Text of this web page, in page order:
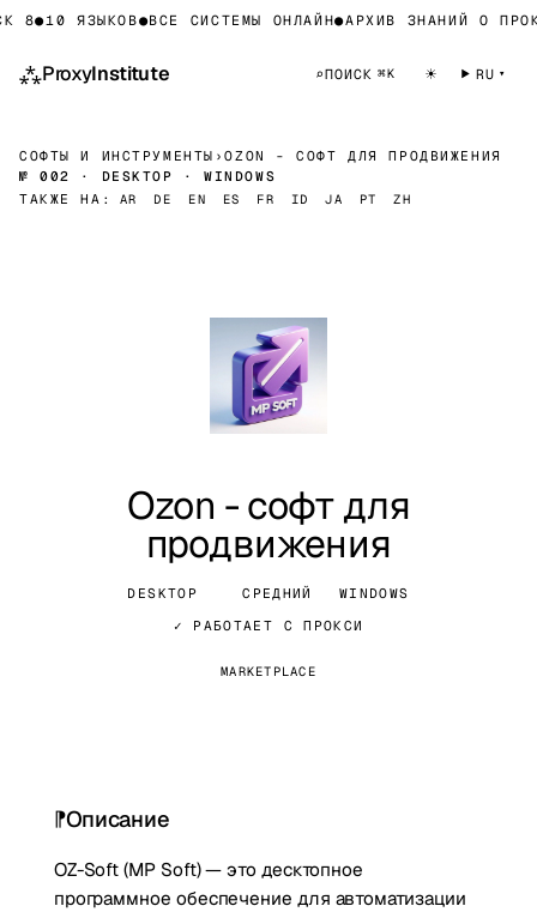
8 ●10 ЯЗЫКОВ ●ВСЕ СИСТЕМЫ ОНЛАЙН●АРХИВ ЗНАНИЙ О
⁂ProxyInstitute ⌕ПОИСК ⌘K ☀ RU
СОФТЫ И ИНСТРУМЕНТЫ ›OZON - СОФТ ДЛЯ ПРОДВИЖЕНИЯ
№ 002 · DESKTOP · WINDOWS
ТАКЖЕ НА:
AR DE EN ES FR ID JA PT ZH
Ozon - софт для
продвижения
DESKTOP СРЕДНИЙ
WINDOWS
✓ РАБОТАЕТ С ПРОКСИ
MARKETPLACE
Описание
OZ-Soft (MP Soft) — это десктопное
программное обеспечение для автоматизации